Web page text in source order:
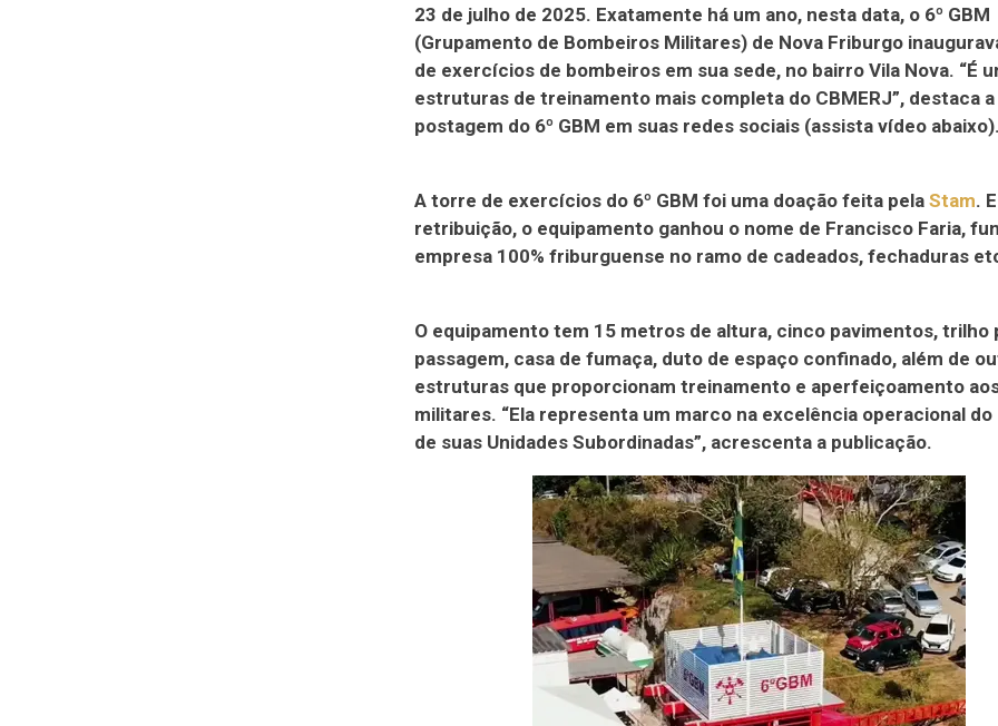
23 de julho de 2025. Exatamente há um ano, nesta data, o 6º GBM
(Grupamento de Bombeiros Militares) de Nova Friburgo
de exercícios de bombeiros em sua sede, no bairro Vila Nova. “É
estruturas de treinamento mais completa do CBMERJ”, destaca a
postagem do 6º GBM em suas redes sociais (assista vídeo
A torre de exercícios do 6º GBM foi uma doação feita pela Stam.
retribuição, o equipamento ganhou o nome de Francisco Faria,
empresa 100% friburguense no ramo de cadeados, fechaduras
O equipamento tem 15 metros de altura, cinco pavimentos, trilho
passagem, casa de fumaça, duto de espaço confinado, além de
estruturas que proporcionam treinamento e aperfeiçoamento
militares. “Ela representa um marco na excelência operacional do
de suas Unidades Subordinadas”, acrescenta a publicação.